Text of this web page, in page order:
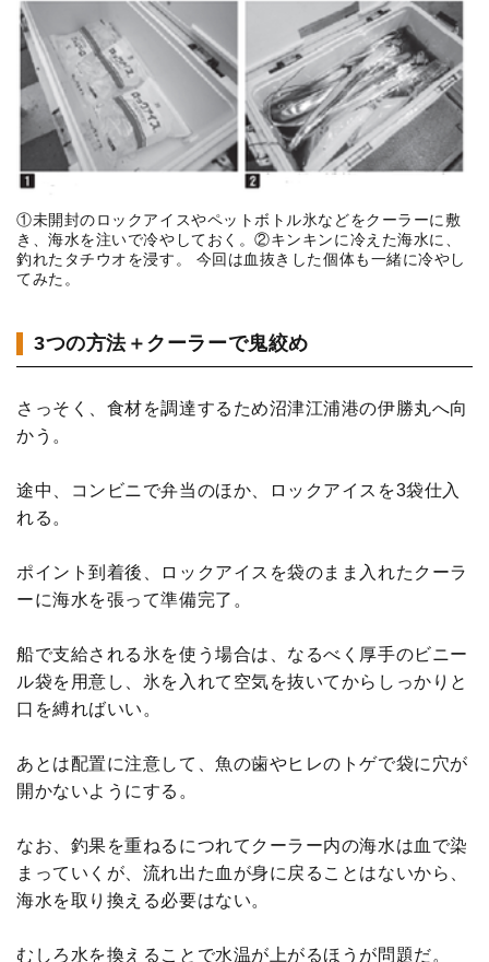
①未開封のロックアイスやペットボトル氷などをクーラーに敷
き、海水を注いで冷やしておく。②キンキンに冷えた海水に、
釣れたタチウオを浸す。 今回は血抜きした個体も一緒に冷やし
てみた。
3つの方法＋クーラーで鬼絞め
さっそく、食材を調達するため沼津江浦港の伊勝丸へ向
かう。
途中、コンビニで弁当のほか、ロックアイスを3袋仕入
れる。
ポイント到着後、ロックアイスを袋のまま入れたクーラ
ーに海水を張って準備完了。
船で支給される氷を使う場合は、なるべく厚手のビニー
ル袋を用意し、氷を入れて空気を抜いてからしっかりと
口を縛ればいい。
あとは配置に注意して、魚の歯やヒレのトゲで袋に穴が
開かないようにする。
なお、釣果を重ねるにつれてクーラー内の海水は血で染
まっていくが、流れ出た血が身に戻ることはないから、
海水を取り換える必要はない。
むしろ水を換えることで水温が上がるほうが問題だ。